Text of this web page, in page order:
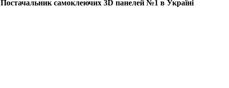
Постачальник самоклеючих 3D панелей №1 в Україні